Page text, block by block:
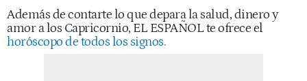
Además de contarte lo que depara la salud, dinero y
amor a los Capricornio, EL ESPAÑOL te ofrece el
horóscopo de todos los signos.